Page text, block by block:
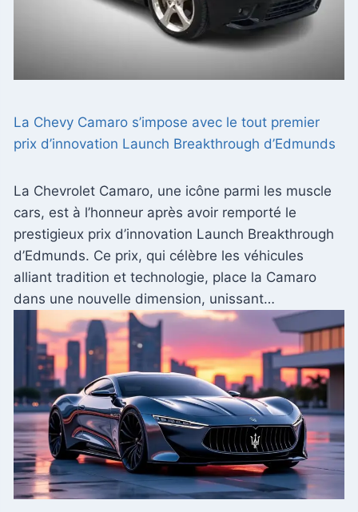
La Chevy Camaro s’impose avec le tout premier
prix d’innovation Launch Breakthrough d’Edmunds
La Chevrolet Camaro, une icône parmi les muscle
cars, est à l’honneur après avoir remporté le
prestigieux prix d’innovation Launch Breakthrough
d’Edmunds. Ce prix, qui célèbre les véhicules
alliant tradition et technologie, place la Camaro
dans une nouvelle dimension, unissant…